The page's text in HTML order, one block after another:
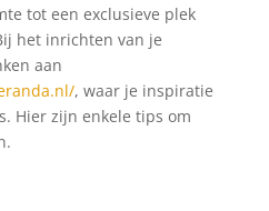
tot een exclusieve plek
het inrichten van je
aan
, waar je inspiratie
Hier zijn enkele tips om